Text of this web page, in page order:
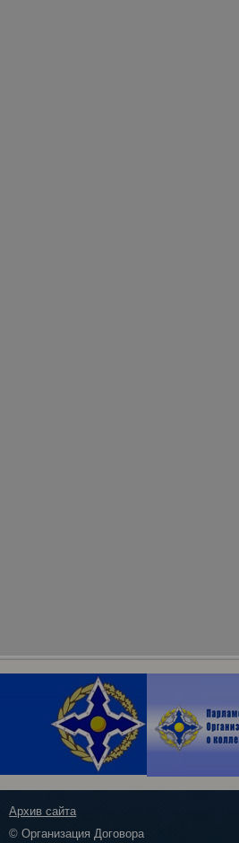
Архив сайта
© Организация Договора